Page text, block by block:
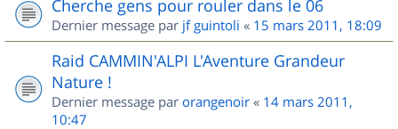
Cherche gens pour rouler dans le 06
Dernier message par jf guintoli « 15 mars 2011, 18:09
Raid CAMMIN'ALPI L'Aventure Grandeur
Nature !
Dernier message par orangenoir « 14 mars 2011,
10:47